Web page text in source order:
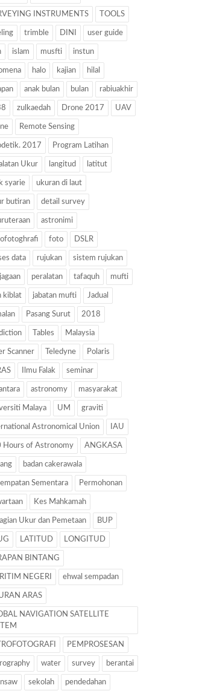
INSTRUMENTS TOOLS
trimble DINI user guide
islam musfti instun
halo kajian hilal
anak bulan bulan rabiuakhir
zulkaedah Drone 2017 UAV
Remote Sensing
2017 Program Latihan
Ukur langitud latitut
syarie ukuran di laut
butiran detail survey
astronimi
foto DSLR
data rujukan sistem rujukan
peralatan tafaquh mufti
kiblat jabatan mufti Jadual
Pasang Surut 2018
Tables Malaysia
Scanner Teledyne Polaris
Ilmu Falak seminar
astronomy masyarakat
Malaya UM graviti
Astronomical Union IAU
Hours of Astronomy ANGKASA
badan cakerawala
Sementara Permohonan
Kes Mahkamah
Ukur dan Pemetaan BUP
LATITUD LONGITUD
BINTANG
NEGERI ehwal sempadan
ARAS
NAVIGATION SATELLITE
PEMPROSESAN
water survey berantai
sekolah pendedahan